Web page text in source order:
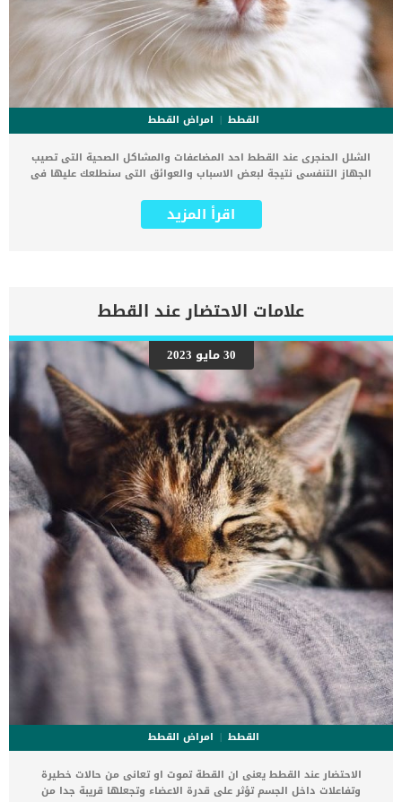
القطط
امراض القطط
الشلل الحنجرى عند القطط احد المضاعفات والمشاكل الصحية التى تصيب
الجهاز التنفسى نتيجة لبعض الاسباب والعوائق التى سنطلعك عليها فى
حيث لا تفتح غضاريف الحنجرة وتغلق بشكل طبيعي. فى البداية عليك ان
تعلم ان الحنجرة هي فتحة القصبة الهوائية التي تسمح لقطتك بالمواء،
مجرى الهواء. اقرا ايضا: عملية الشق الحنجرى عند القطط بالتفاصيل يعد
شلل الحنجرة في القطط حالة طبية طارئة لأنه إذا ترك دون علاج، يمكن أن
يتطور انسداد مجرى الهواء بسرعة إلى الاختناق والموت. إذا اشتبهت في
إصابة قطتك بشلل الحنجرة، فاتصل بأقرب مستشفى للحيوانات على الفور.
اعراض وعلامات الشلل الحنجرى عند القطط التنفس الصاخب مواء تغيير
الصوتسعالالخمول زيادة معدل التنفس صعوبة في البلع فقدان الوزن
صعوبة في التنفس الانهيار الاختناق الموت الالتهاب الرئوي التنفسي
ارتفاع درجة الحرارة الاسباب الكامنة خلف الشلل الحنجرى عند القطة
_خراجات أو أورام في الرقبة أو الصدر الصدمة _ اضطرابات الجهاز العصبي
_ تشوهات العضلات _ قصور […]
اقرأ المزيد
علامات الاحتضار عند القطط
30 مايو 2023
القطط
امراض القطط
الاحتضار عند القطط يعنى ان القطة تموت او تعانى من حالات خطيرة
وتفاعلات داخل الجسم تؤثر على قدرة الاعضاء وتجعلها قريبة جدا من